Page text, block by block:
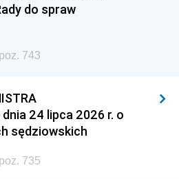
do spraw
743
dnia 24 lipca 2026 r. o
sędziowskich
735